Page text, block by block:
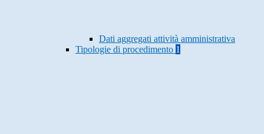
Dati aggregati attività amministrativa
Tipologie di procedimento 1